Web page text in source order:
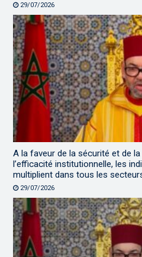
29/07/2026
A la faveur de la sécurité et de
l’efficacité institutionnelle, les
multiplient dans tous les
29/07/2026